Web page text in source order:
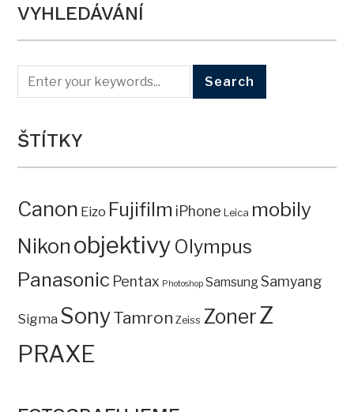
VYHLEDÁVÁNÍ
ŠTÍTKY
Canon Eizo Fujifilm iPhone Leica mobily
Nikon objektivy Olympus
Panasonic Pentax Photoshop SamsungSamyang
Sigma SonyTamron Zeiss ZonerZ
PRAXE